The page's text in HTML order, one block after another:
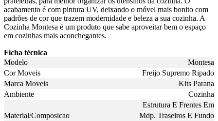
acabamento é com pintura UV, deixando o móvel mais bonito com
padrões de cor que trazem modernidade e beleza a sua cozinha. A
Cozinha Montesa é um produto que sabe aproveitar bem o espaço
em cozinhas mais aconchegantes.
Ficha técnica
Modelo
Montesa
Cor Moveis
Freijo Supremo Ripado
Marca Moveis
Kits Parana
Ambiente
Cozinha
Material/Composicao
Estrutura E Frentes Em
Mdp. Traseiros E Fundo